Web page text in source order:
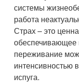
системы
работа
Страх – это
обеспечивающее
переживание
интенсивностью
испуга.